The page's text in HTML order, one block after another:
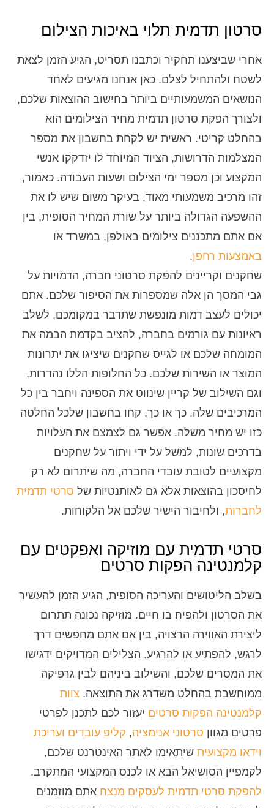
סרטון תדמית תלוי באיכות הצילום
אחרי שביצענו תחקיר וכתבנו תסריט, הגיע הזמן לצאת
לשטח ולהתחיל לצלם. כאן אנחנו מגיעים לאחד
הנושאים המשמעותיים ביותר בחישוב ההוצאות שלכם,
ולצורך הפקת סרטון תדמית מחיר הצילומים הוא
בהחלט קריטי. ראשית יש לקחת בחשבון את מספר
המצלמות הדרושות, הציוד המיוחד לו יזדקקו אנשי
המקצוע וכן מספר ימי הצילום ושעות העבודה. כאמור,
זהו מרכיב משמעותי מאוד, בעיקר משום שיש לו את
ההשפעה הגדולה ביותר על שורת המחיר הסופית, בין
אם אתם מתכננים צילומים באולפן, במשרד או
באמצעות רחפן.
שחקנים וקריינים להפקת סרטוני חברה, הדמויות על
גבי המסך הן אלה שמספרות את הסיפור שלכם. אתם
יכולים לעצב דמות מונפשת שתדבר במקומכם, לשלב
ראיונות עם גורמים בחברה, להציב בקדמת הבמה את
המומחה שלכם או לגייס שחקנים שיציגו את יתרונות
המוצר או השירות שלכם. כל החלופות הללו נהדרות,
וגם השילוב של קריין שינווט את הספינה ויחבר בין כל
המרכיבים שלה. כך או כך, קחו בחשבון שלכל החלטה
כזו יש מחיר משלה. אפשר גם לצמצם את העלויות
בדרכים שונות, למשל על ידי ויתור על שחקנים
מקצועיים לטובת עובדי החברה, מה שיתרום לא רק
לחיסכון בהוצאות אלא גם לאותנטיות של סרטי תדמית
לחברות, ולחיבור הישיר שלכם אל הלקוחות.
סרטי תדמית עם מוזיקה ואפקטים עם
קלמנטינה הפקות סרטים
בשלב הליטושים והעריכה הסופית, הגיע הזמן להעשיר
את הסרטון ולהפיח בו חיים. מוזיקה נכונה תתרום
ליצירת האווירה הרצויה, בין אם אתם מחפשים דרך
לרגש, להפתיע או להרגיע. הצלילים המדויקים ידגישו
את המסרים שלכם, והשילוב ביניהם לבין גרפיקה
ממוחשבת בהחלט משדרג את התוצאה. צוות
קלמנטינה הפקות סרטים יעזור לכם לתכנן לפרטי
פרטים מגוון סרטוני אנימציה, קליפ עובדים ועריכת
וידאו מקצועית שיתאימו לאתר האינטרנט שלכם,
לקמפיין הסושיאל הבא או לכנס המקצועי המתקרב.
להפקת סרטי תדמית לעסקים מנצח אתם מוזמנים